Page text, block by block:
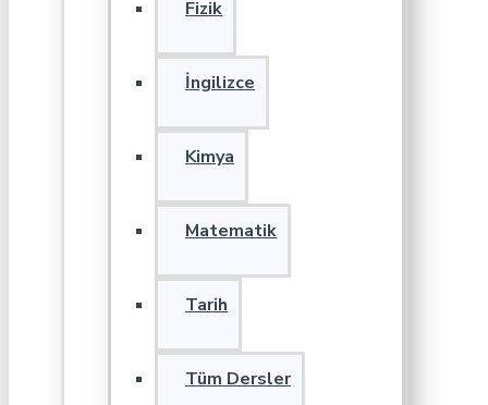
Fizik
İngilizce
Kimya
Matematik
Tarih
Tüm Dersler